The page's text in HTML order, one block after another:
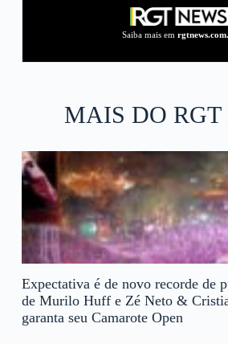
Saiba mais em
MAIS DO RGT
Expectativa é de novo recorde de
de Murilo Huff e Zé Neto &
garanta seu Camarote Open